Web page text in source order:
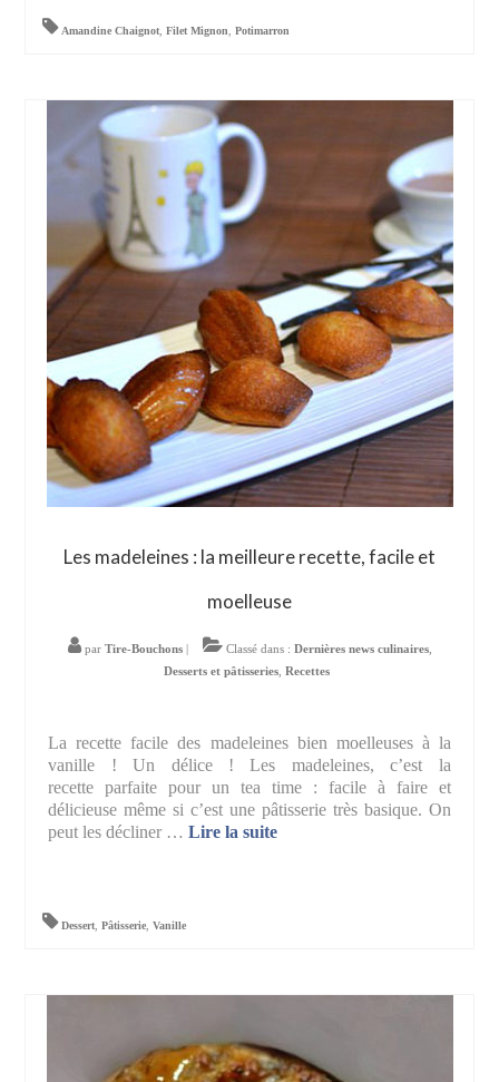
Amandine Chaignot,Filet Mignon,Potimarron
Les madeleines : la meilleure recette, facile et
moelleuse
par Tire-Bouchons| Classé dans : Dernières news culinaires,
Desserts et pâtisseries Recettes
La recette facile des madeleines bien moelleuses à la
vanille ! Un délice ! Les madeleines, c’est la
recette parfaite pour un tea time : facile à faire et
délicieuse même si c’est une pâtisserie très basique. On
peut les décliner …Lire la suite­­
Dessert,Pâtisserie,Vanille